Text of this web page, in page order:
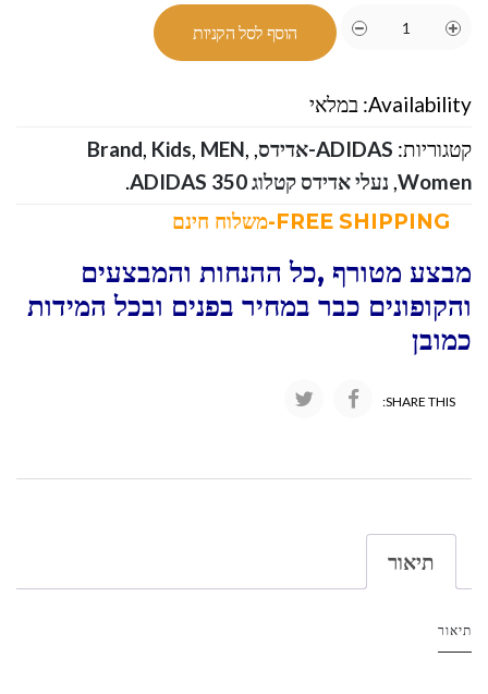
הוסף לסל הקניות
Availability: במלאי
קטגוריות: ADIDAS-אדידס ,
Brand, Kids, MEN,
Women
, נעלי אדידס קטלוג ADIDAS 350
.
מבצע מטורף ,כל ההנחות והמבצעים
והקופונים כבר במחיר בפנים ובכל המידות
כמובן
SHARE THIS:
תיאור
תיאור